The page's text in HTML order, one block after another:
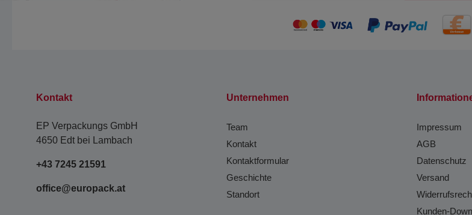
Kontakt
EP Verpackungs GmbH
4650 Edt bei Lambach
+43 7245 21591
office@europack.at
Unternehmen
Team
Kontakt
Kontaktformular
Geschichte
Standort
Impressum
AGB
Datenschutz
Versand
Kunden-